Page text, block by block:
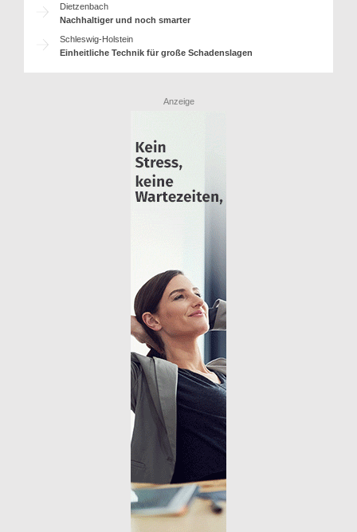
Dietzenbach
Nachhaltiger und noch smarter
Schleswig-Holstein
Einheitliche Technik für große Schadenslagen
Anzeige